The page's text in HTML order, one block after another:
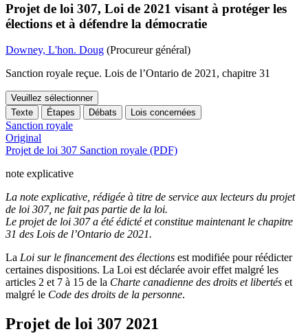
Projet de loi 307, Loi de 2021 visant à protéger les
élections et à défendre la démocratie
Downey, L'hon. Doug (Procureur général)
Sanction royale reçue. Lois de l’Ontario de 2021, chapitre 31
Veuillez sélectionner
Texte
Étapes Débats Lois concernées
Sanction royale
Original
Projet de loi 307 Sanction royale (PDF)
note explicative
La note explicative, rédigée à titre de service aux lecteurs du projet
de loi 307, ne fait pas partie de la loi.
Le projet de loi 307 a été édicté et constitue maintenant le chapitre
31 des Lois de l’Ontario de 2021.
La Loi sur le financement des élections est modifiée pour réédicter
certaines dispositions. La Loi est déclarée avoir effet malgré les
articles 2 et 7 à 15 de la Charte canadienne des droits et libertés et
malgré le Code des droits de la personne.
Projet de loi 307 2021